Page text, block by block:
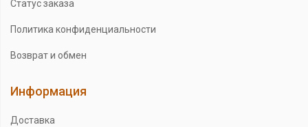
Статус заказа
Политика конфиденциальности
Возврат и обмен
Информация
Доставка